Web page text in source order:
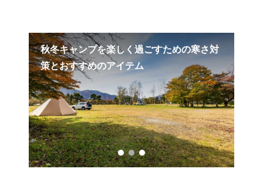
秋冬キャンプを楽しく過ごすための寒さ対
策とおすすめのアイテム